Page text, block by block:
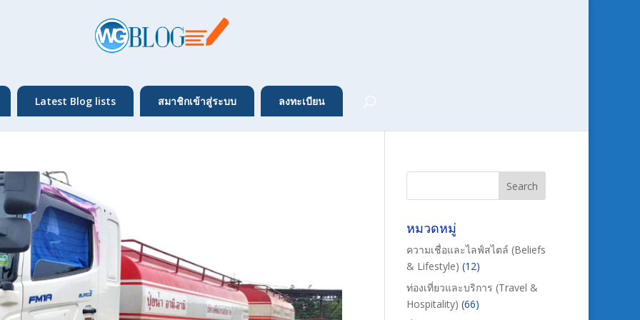
Latest Blog lists สมาชิกเข้าสู่ระบบ ลงทะเบียน
หมวดหมู่
ความเชื่อและไลฟ์สไตล์ (Beliefs
& Lifestyle) (12)
ท่องเที่ยวและบริการ (Travel &
Hospitality) (66)